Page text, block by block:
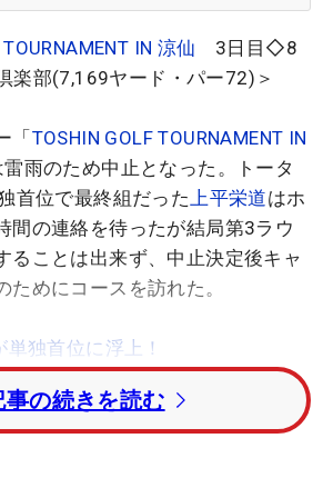
IN 涼仙 3日目◇8
楽部(7,169ヤード・パー72)＞
「 TOSHIN GOLF TOURNAMENT IN
雷雨のため中止となった。トータ
首位で最終組だった上平栄道はホ
間の連絡を待ったが結局第3ラウ
ることは出来ず、中止決定後キャ
ためにコースを訪れた。
独首位に浮上！
ニングはバッチリだったので、
たですけどね」と中止を嘆いた
事の続きを読む